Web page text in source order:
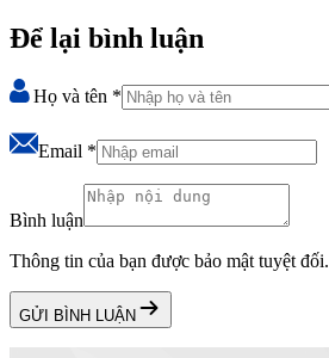
Để lại bình luận
Họ và tên *
Email *
Bình luận
Thông tin của bạn được bảo mật tuyệt đối.
GỬI BÌNH LUẬN